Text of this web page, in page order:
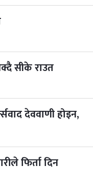
सीके राउत
देववाणी होइन,
फिर्ता दिन